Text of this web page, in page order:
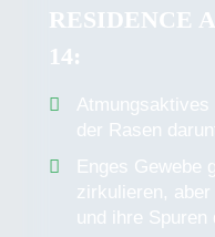
RESIDENCE
4:
der Rasen
Enges Gewebe
zirkulieren,
und ihre Spuren